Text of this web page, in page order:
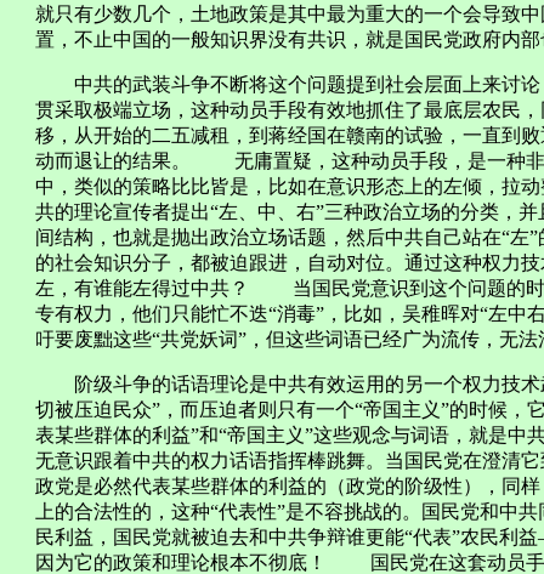
就只有少数几个，土地政策是其中最为重大的一个会导致
置，不止中国的一般知识界没有共识，就是国民党政府内
中共的武装斗争不断将这个问题提到社会层面上来讨论
贯采取极端立场，这种动员手段有效地抓住了最底层农民
移，从开始的二五减租，到蒋经国在赣南的试验，一直到
动而退让的结果。 无庸置疑，这种动员手段，是一种非
中，类似的策略比比皆是，比如在意识形态上的左倾，拉
共的理论宣传者提出“左、中、右”三种政治立场的分类，
间结构，也就是抛出政治立场话题，然后中共自己站在“左
的社会知识分子，都被迫跟进，自动对位。通过这种权力
左，有谁能左得过中共？ 当国民党意识到这个问题的时
专有权力，他们只能忙不迭“消毒”，比如，吴稚晖对“左中
吁要废黜这些“共党妖词”，但这些词语已经广为流传，无法
阶级斗争的话语理论是中共有效运用的另一个权力技术
切被压迫民众”，而压迫者则只有一个“帝国主义”的时候，
表某些群体的利益”和“帝国主义”这些观念与词语，就是中
无意识跟着中共的权力话语指挥棒跳舞。当国民党在澄清
政党是必然代表某些群体的利益的（政党的阶级性），同
上的合法性的，这种“代表性”是不容挑战的。国民党和中
民利益，国民党就被迫去和中共争辩谁更能“代表”农民
因为它的政策和理论根本不彻底！ 国民党在这套动员手